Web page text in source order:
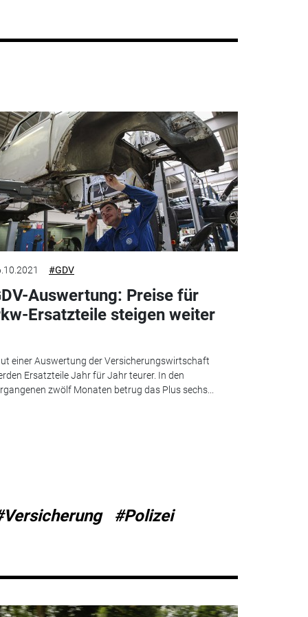
#GDV
Auswertung: Preise für
Ersatzteile steigen weiter
einer Auswertung der Versicherungswirtschaft
Ersatzteile Jahr für Jahr teurer. In den
zwölf Monaten betrug das Plus sechs...
#Polizei